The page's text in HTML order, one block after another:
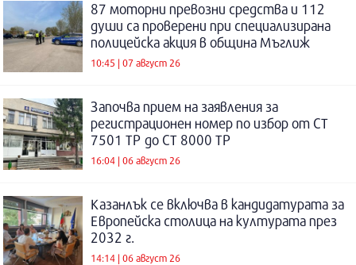
87 моторни превозни средства и 112
души са проверени при специализирана
полицейска акция в община Мъглиж
10:45 | 07 август 26
Започва прием на заявления за
регистрационен номер по избор от СТ
7501 ТР до СТ 8000 ТР
16:04 | 06 август 26
Казанлък се включва в кандидатурата за
Европейска столица на културата през
2032 г.
14:14 | 06 август 26